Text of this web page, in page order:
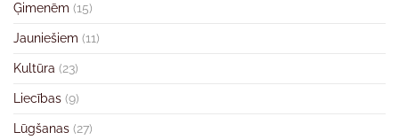
Ģimenēm (15)
Jauniešiem (11)
Kultūra (23)
Liecības (9)
Lūgšanas (27)